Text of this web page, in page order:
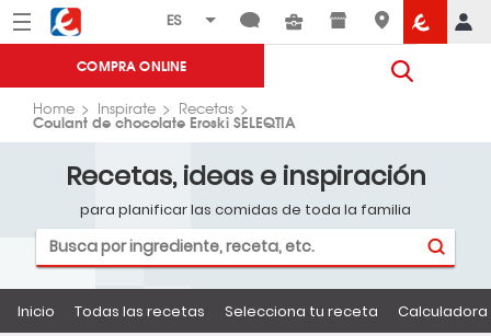
Menú Eroski
COMPRA ONLINE
Home Inspirate Recetas
Coulant de chocolate Eroski SELEQTIA
Recetas, ideas e inspiración
para planificar las comidas de toda la familia
Inicio Todas las recetas Selecciona tu receta